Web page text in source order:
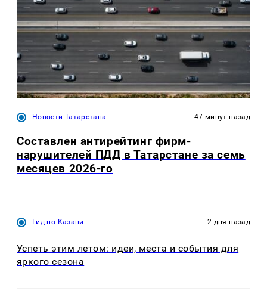
Новости Татарстана 47 минут назад
Составлен антирейтинг фирм-
нарушителей ПДД в Татарстане за семь
месяцев 2026-го
Гид по Казани 2 дня назад
Успеть этим летом: идеи, места и события для
яркого сезона